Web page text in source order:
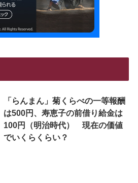
「らんまん」菊くらべの一等報酬
は500円、寿恵子の前借り給金は
100円（明治時代） 現在の価値
でいくらくらい？